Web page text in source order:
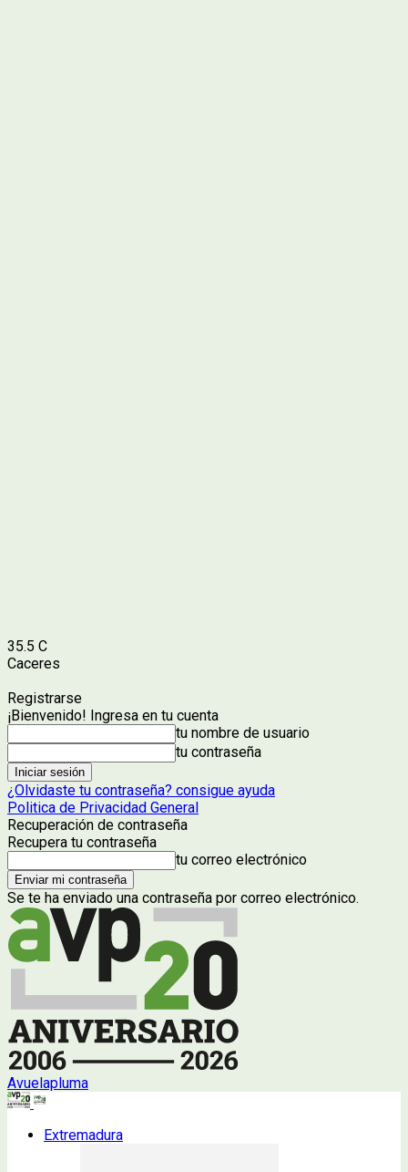
35.5 C
Caceres
Registrarse
¡Bienvenido! Ingresa en tu cuenta
tu nombre de usuario
tu contraseña
¿Olvidaste tu contraseña? consigue ayuda
Politica de Privacidad General
Recuperación de contraseña
Recupera tu contraseña
tu correo electrónico
Se te ha enviado una contraseña por correo electrónico.
Avuelapluma
Extremadura